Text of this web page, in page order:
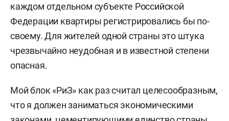
каждом отдельном субъекте Российской
Федерации квартиры регистрировались бы по-
своему. Для жителей одной страны это штука
чрезвычайно неудобная и в известной степени
опасная.
Мой блок «РиЗ» как раз считал целесообразным,
что я должен заниматься экономическими